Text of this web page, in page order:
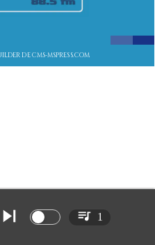
DE CMS-MSPRESS.COM
1